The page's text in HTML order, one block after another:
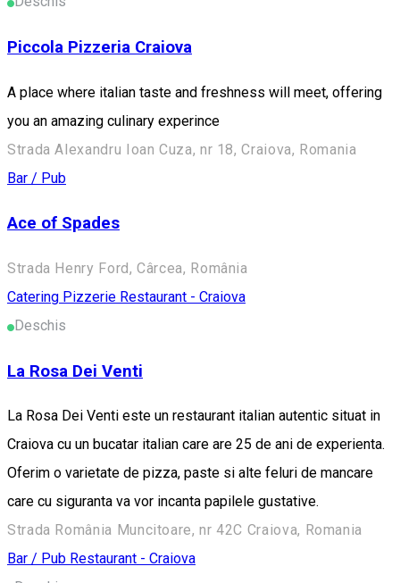
Piccola Pizzeria Craiova
A place where italian taste and freshness will meet, offering
you an amazing culinary experince
Strada Alexandru Ioan Cuza, nr 18, Craiova, Romania
Bar / Pub
Ace of Spades
Strada Henry Ford, Cârcea, România
Catering Pizzerie Restaurant - Craiova
Deschis
La Rosa Dei Venti
La Rosa Dei Venti este un restaurant italian autentic situat in
Craiova cu un bucatar italian care are 25 de ani de experienta.
Oferim o varietate de pizza, paste si alte feluri de mancare
care cu siguranta va vor incanta papilele gustative.
Strada România Muncitoare, nr 42C Craiova, Romania
Bar / Pub Restaurant - Craiova